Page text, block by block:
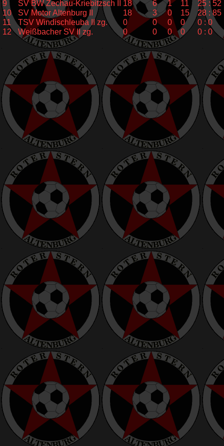
9
SV BW Zechau-Kriebitzsch II 18 6 1 11
25 : 52
10
SV Motor Altenburg II 18 3 0 15
28 : 85
11
TSV Windischleuba II zg. 0 0 0 0
0 : 0
12
Weißbacher SV II zg. 0 0 0 0 0 : 0